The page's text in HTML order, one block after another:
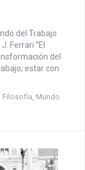
del Trabajo
Ferrari “El
del
estar con
Filosofía Mundo